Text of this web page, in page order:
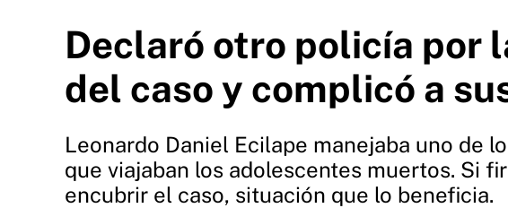
Declaró otro policía por
del caso y complicó a
Leonardo Daniel Ecilape manejaba uno de
que viajaban los adolescentes muertos. Si
encubrir el caso, situación que lo beneficia.